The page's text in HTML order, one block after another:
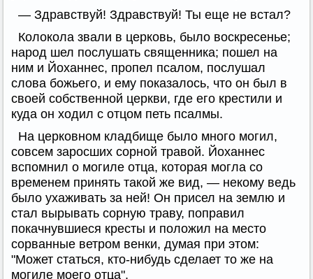
— Здравствуй! Здравствуй! Ты еще не встал?
Колокола звали в церковь, было воскресенье;
народ шел послушать священника; пошел на
ним и Йоханнес, пропел псалом, послушал
слова божьего, и ему показалось, что он был в
своей собственной церкви, где его крестили и
куда он ходил с отцом петь псалмы.
На церковном кладбище было много могил,
совсем заросших сорной травой. Йоханнес
вспомнил о могиле отца, которая могла со
временем принять такой же вид, — некому ведь
было ухаживать за ней! Он присел на землю и
стал вырывать сорную траву, поправил
покачнувшиеся кресты и положил на место
сорванные ветром венки, думая при этом:
"Может статься, кто-нибудь сделает то же на
могиле моего отца".